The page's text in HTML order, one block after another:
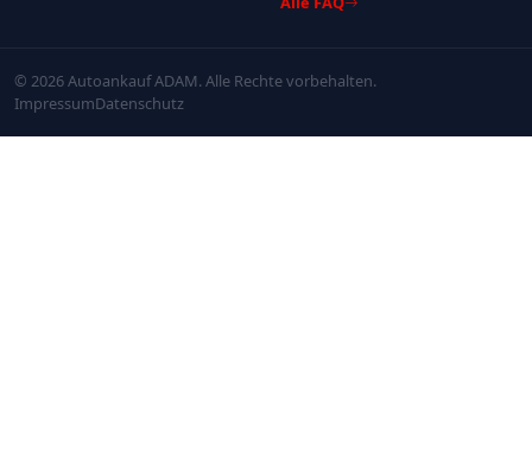
© 2026 Autoankauf ADAM. Alle Rechte vorbehalten.
ImpressumDatenschutz